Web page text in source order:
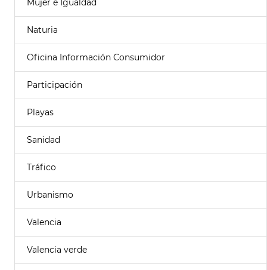
Naturia
Oficina Información Consumidor
Participación
Playas
Sanidad
Tráfico
Urbanismo
Valencia
Valencia verde